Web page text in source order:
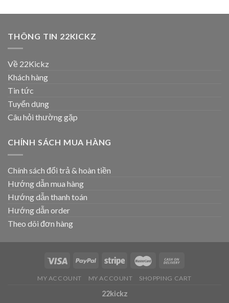
THÔNG TIN 22KICKZ
Về 22Kickz
Khách hàng
Tin tức
Tuyển dụng
Câu hỏi thường gặp
CHÍNH SÁCH MUA HÀNG
Chính sách đổi trả & hoàn tiền
Hướng dẫn mua hàng
Hướng dẫn thanh toán
Hướng dẫn order
Theo dõi đơn hàng
MY ACCOUNT MY ACCOUNT SHOPPING CART
22kickz